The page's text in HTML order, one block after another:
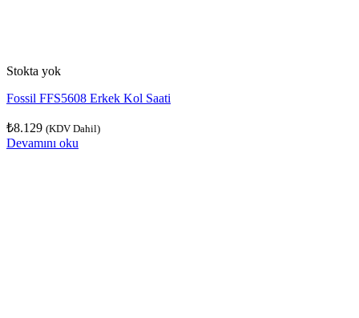
Stokta yok
Fossil FFS5608 Erkek Kol Saati
₺8.129 (KDV Dahil)
Devamını oku